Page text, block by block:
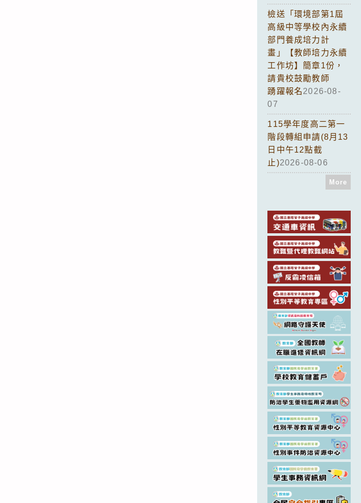
檢送「環境部第1屆
高級中等學校內永續
部門養成培力計
畫」【教師培力永續
工作坊】簡章1份，
請貴校鼓勵教師
踴躍報名2026-08-
07
115學年度高二第一
階段轉組申請(8月13
日中午12點截
止)2026-08-06
More